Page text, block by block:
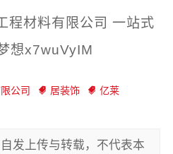
程材料有限公司 一站式
想x7wuVyIM
公司 居装饰
亿莱
发上传与转载，不代表本